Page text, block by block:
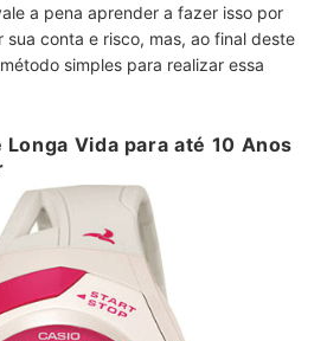
a pena aprender a fazer isso por
conta e risco, mas, ao final deste
simples para realizar essa
Vida para até 10 Anos